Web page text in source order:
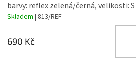
barvy: reflex zelená/černá, velikosti: S
Skladem | 813/REF
690 Kč